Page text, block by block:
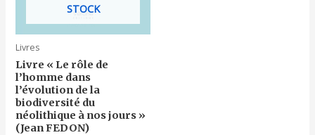
STOCK
Livres
Livre « Le rôle de
l’homme dans
l’évolution de la
biodiversité du
néolithique à nos jours »
(Jean FEDON)